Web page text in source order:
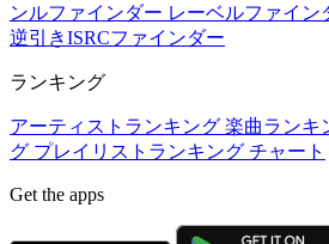
ンルファインダー レーベルファイン
逆引きISRCファインダー
ランキング
アーティストランキング 楽曲ランキ
グ プレイリストランキング チャート
Get the apps